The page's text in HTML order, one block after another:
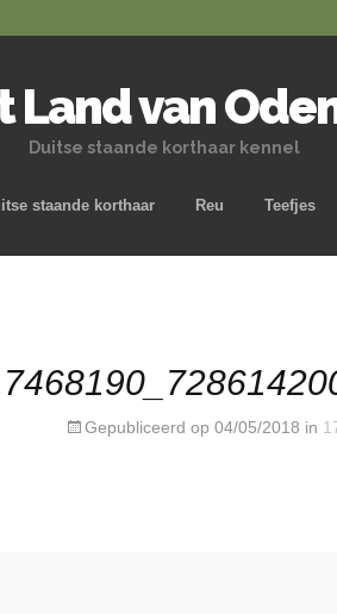
Land van
Duitse staande korthaar kennel
Naar de inhoud
staande korthaar Reu Teefjes
Gepubliceerd op 04/05/2018 in